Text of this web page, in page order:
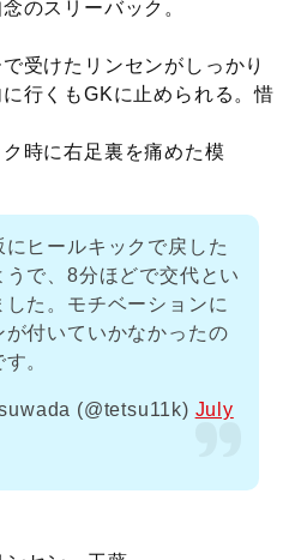
のスリーバック。
受けたリンセンがしっかり
行くもGKに止められる。惜
時に右足裏を痛めた模
にヒールキックで戻した
うで、8分ほどで交代とい
した。モチベーションに
が付いていかなかったの
。
(@tetsu11k) July